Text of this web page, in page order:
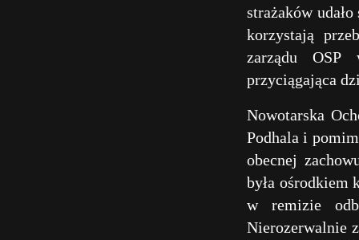
strażaków
korzystają
zarządu OSP
przyciągająca
Nowotarska
Podhala i
obecnej
była ośrodkiem
w remizie
Nierozerwalnie